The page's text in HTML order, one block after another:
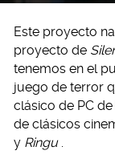
Este proyecto
proyecto de
tenemos en el
juego de terror
clásico de PC
de clásicos
y Ringu .